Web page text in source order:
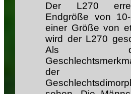
Der L270
Endgröße von
einer Größe von
wird der L270
Als
der